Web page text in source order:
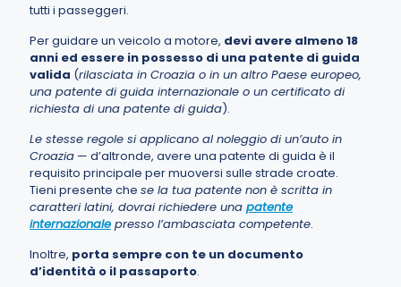
tutti i passeggeri.
Per guidare un veicolo a motore, devi avere almeno 18
anni ed essere in possesso di una patente di guida
valida (rilasciata in Croazia o in un altro Paese europeo,
una patente di guida internazionale o un certificato di
richiesta di una patente di guida).
Le stesse regole si applicano al noleggio di un’auto in
Croazia — d’altronde, avere una patente di guida è il
requisito principale per muoversi sulle strade croate.
Tieni presente che se la tua patente non è scritta in
caratteri latini, dovrai richiedere una patente
internazionalepresso l’ambasciata competente.
Inoltre, porta sempre con te un documento
d’identità o il passaporto.